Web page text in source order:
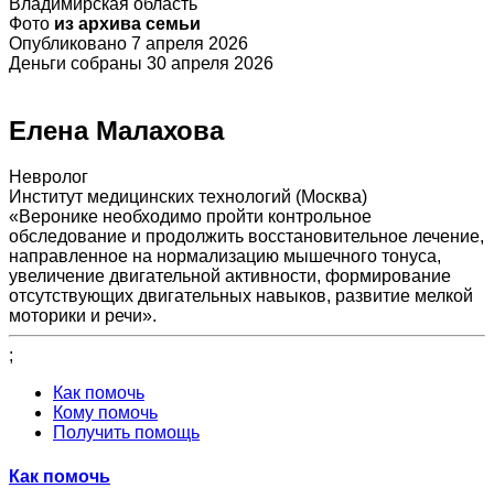
Фото из архива семьи
Опубликовано 7 апреля 2026
Деньги собраны 30 апреля 2026
Елена Малахова
Невролог
Институт медицинских технологий (Москва)
«Веронике необходимо пройти контрольное
обследование и продолжить восстановительное лечение,
направленное на нормализацию мышечного тонуса,
увеличение двигательной активности, формирование
отсутствующих двигательных навыков, развитие мелкой
моторики и речи».
;
Как помочь
Кому помочь
Получить помощь
Как помочь